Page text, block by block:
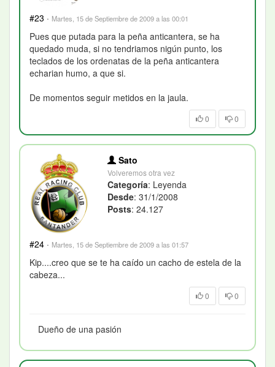
#23 · Martes, 15 de Septiembre de 2009 a las 00:01
Pues que putada para la peña anticantera, se ha
quedado muda, si no tendriamos nigún punto, los
teclados de los ordenatas de la peña anticantera
echarian humo, a que si.
De momentos seguir metidos en la jaula.
0 0
Sato
Volveremos otra vez
Categoría: Leyenda
Desde: 31/1/2008
Posts: 24.127
#24 · Martes, 15 de Septiembre de 2009 a las 01:57
Kip....creo que se te ha caído un cacho de estela de la
cabeza...
0 0
Dueño de una pasión